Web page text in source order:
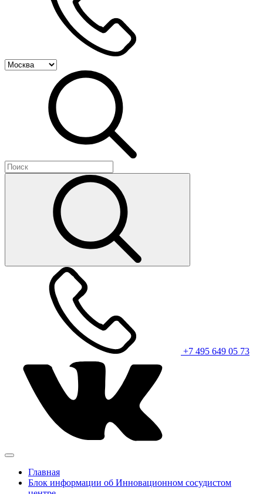
+7 495 649 05 73
Главная
Блок информации об Инновационном сосудистом